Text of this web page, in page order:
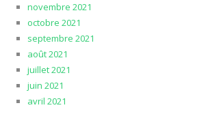
novembre 2021
octobre 2021
septembre 2021
août 2021
juillet 2021
juin 2021
avril 2021